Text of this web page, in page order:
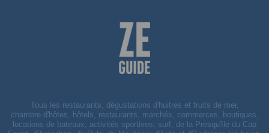
Tous les restaurants, dégustations d'huitres et fruits de mer,
chambre d'hôtes, hôtels, restaurants, marchés, commerces, boutiques,
locations de bateaux, activités sportives, surf, de la Presqu'île du Cap